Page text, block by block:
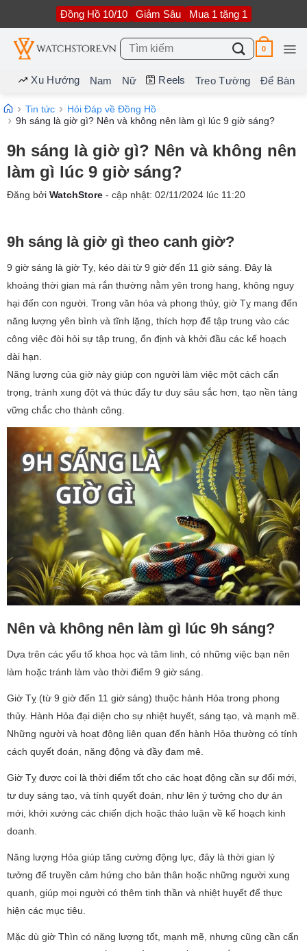
nội
dung
Đồng Hồ 10/10 Giảm Sâu Mua 1 tặng 1
Tìm
kiếm:
0
Xu Hướng Nam Nữ Reels Treo Tường Để Bàn
Tin tức
Hỏi Đáp về Đồng Hồ
9h sáng là giờ gì? Nên và không nên làm gì lúc 9 giờ sáng?
9h sáng là giờ gì? Nên và không nên
làm gì lúc 9 giờ sáng?
Đăng bởi WatchStore - cập nhật: 02/11/2024 lúc 11:20
9h sáng là giờ gì theo canh giờ?
9 giờ sáng là giờ Tỵ, kéo dài từ 9 giờ đến 11 giờ sáng. Đây là
khoảng thời gian mà rắn thường nằm yên trong hang, không nguy
hại đến con người. Trong văn hóa và phong thủy, giờ Tỵ mang đến
năng lượng yên bình và tĩnh lặng, thích hợp để tập trung vào các
công việc đòi hỏi sự tập trung, ổn định và khởi đầu các kế hoạch
dài hạn.
Năng lượng của giờ này giúp con người làm việc một cách cẩn
trọng, tránh xung đột và thúc đẩy tư duy sâu sắc hơn, tạo nền tảng
vững chắc cho thành công.
Nên và không nên làm gì lúc 9h sáng?
Dựa trên các yếu tố khoa học và tâm linh, có những việc bạn nên
làm hoặc tránh làm vào thời điểm 9 giờ sáng.
Giờ Tỵ (từ 9 giờ đến 11 giờ sáng) thuộc hành Hỏa trong phong
thủy. Hành Hỏa đại diện cho sự nhiệt huyết, sáng tạo, và mạnh mẽ.
Những người và hoạt động liên quan đến hành Hỏa thường có tính
cách quyết đoán, năng động và đầy đam mê.
Giờ Tỵ được coi là thời điểm tốt cho các hoạt động cần sự đổi mới,
tư duy sáng tạo, và tính quyết đoán, như lên ý tưởng cho dự án
mới, khởi xướng các chiến dịch hoặc thảo luận về kế hoạch kinh
doanh.
Năng lượng Hỏa giúp tăng cường động lực, đây là thời gian lý
tưởng để truyền cảm hứng cho bản thân hoặc những người xung
quanh, giúp mọi người có thêm tinh thần và nhiệt huyết để thực
hiện các mục tiêu.
Mặc dù giờ Thìn có năng lượng tốt, mạnh mẽ, nhưng cũng cần cẩn